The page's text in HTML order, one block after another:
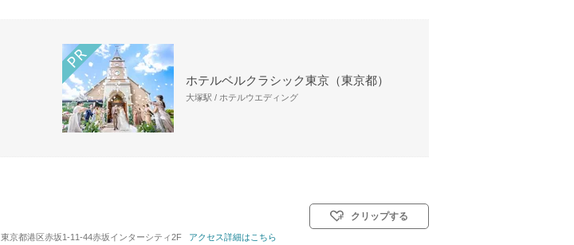
ホテルベルクラシック東京（東京都）
大塚駅 / ホテルウエディング
対応人数: 着席：10名 ～ 80名 挙式スタイル: 教会式(キリスト教式)／神前式／人前式／仏前式／和装人前式
東京都港区赤坂1-11-44赤坂インターシティ2F アクセス詳細はこちら
クリップする